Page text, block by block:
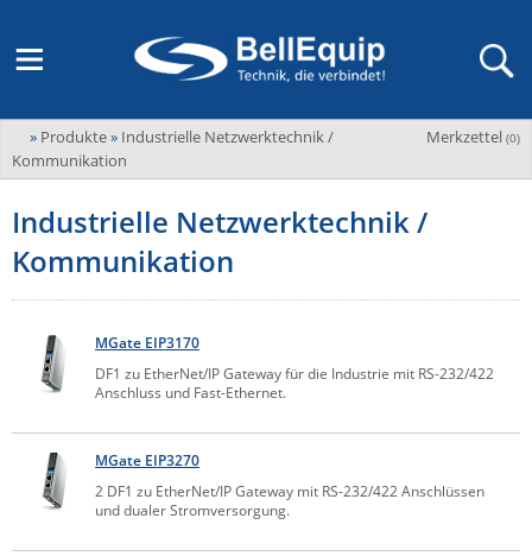
M2M Router, Antennen, VPN & SIM
SD-WAN & Bonding
KVM & Audio/Video Signalverteilung
KVM
Kabel und Verkabelung
Audio/Video
Digital Signage
USV, Energieverteilung & -messung
USV / UPS
Industrielle Stromversorgung
IoT, Umgebungsmonitoring & Sensorik
Adder
ADEL system
Advantech
Advantech-Conel
AKCP / AKCess Pro
Amit
Aten
Black Box
Bondix
Cambium Networks
Übersicht
Wissen
Veranstaltungen
Aktueller Newsletter
LAGERABVERKAUF Stromverteilung und -messung
Unternehmen
Ansprechpersonen
Jobs & Karriere
Merkzettel (0)
» Produkte» Industrielle Netzwerktechnik /
Kommunikation
Industrielle Netzwerktechnik /
Kommunikation
MGate EIP3170
DF1 zu EtherNet/IP Gateway für die Industrie mit RS-232/422
Anschluss und Fast-Ethernet.
MGate EIP3270
2 DF1 zu EtherNet/IP Gateway mit RS-232/422 Anschlüssen
und dualer Stromversorgung.